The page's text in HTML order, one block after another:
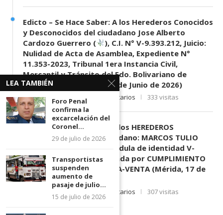
Edicto – Se Hace Saber: A los Herederos Conocidos
y Desconocidos del ciudadano Jose Alberto
Cardozo Guerrero (
), C.I. N° V-9.393.212, Juicio:
Nulidad de Acta de Asamblea, Expediente N°
11.353-2023, Tribunal 1era Instancia Civil,
Mercantil y Tránsito del Edo. Bolivariano de
Mérida, sede El Vigía. (11 de Junio de 2026)
11 de junio de 2026 0 comentarios 333 visitas
EDICTO SE HACE SABER: A los HEREDEROS
DESCONOCIDOS del ciudadano: MARCOS TULIO
) cédula de identidad V-
3.003.963, Parte demandada por CUMPLIMIENTO
DE CONTRATO DE COMPRA-VENTA (Mérida, 17 de
Junio de 2026)
17 de junio de 2026 0 comentarios 307 visitas
LEA TAMBIÉN
Foro Penal
confirma la
excarcelación del
Coronel...
29 de julio de 2026
Transportistas
suspenden
aumento de
pasaje de julio...
15 de julio de 2026